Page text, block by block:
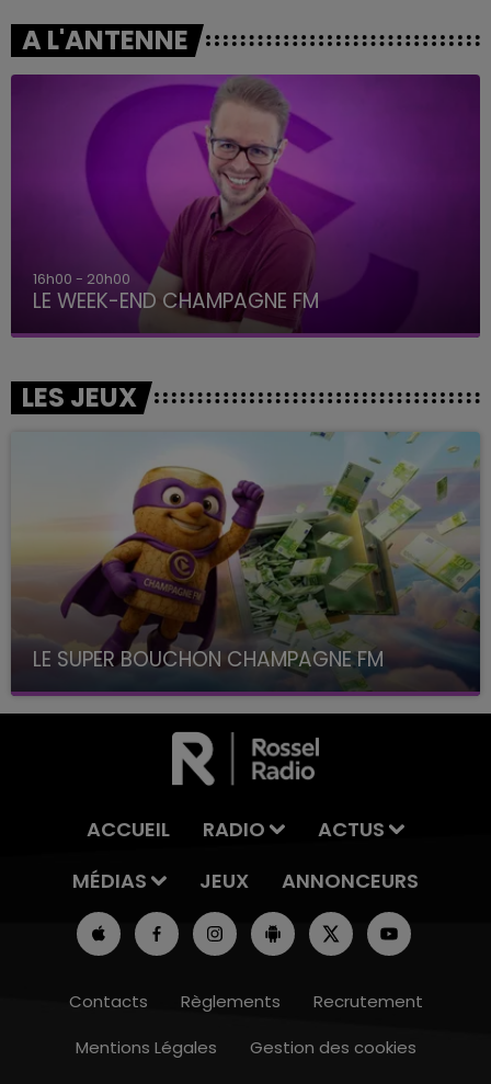
A L'ANTENNE
16h00 - 20h00
LE WEEK-END CHAMPAGNE FM
LES JEUX
LE SUPER BOUCHON CHAMPAGNE FM
avec La Famille Champagne FM, à 8H10
ACCUEIL RADIO
ACTUS
MÉDIAS
JEUX ANNONCEURS
Contacts Règlements
Recrutement
Mentions Légales
Gestion des cookies